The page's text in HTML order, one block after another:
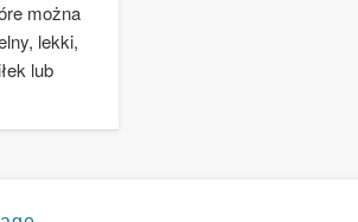
można
lekki,
lub